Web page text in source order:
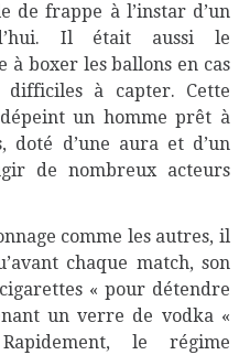
de frappe à l’instar d’un
Il était aussi le
boxer les ballons en cas
à capter. Cette
un homme prêt à
doté d’une aura et d’un
de nombreux acteurs
comme les autres, il
chaque match, son
« pour détendre
un verre de vodka «
le régime